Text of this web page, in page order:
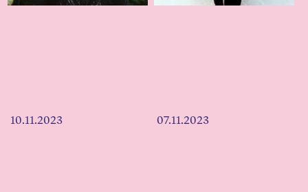
10.11.2023 07.11.2023